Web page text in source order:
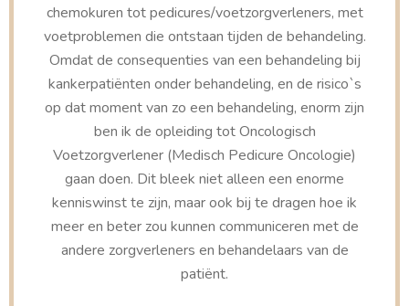
chemokuren tot pedicures/voetzorgverleners, met
voetproblemen die ontstaan tijden de behandeling.
Omdat de consequenties van een behandeling bij
kankerpatiënten onder behandeling, en de risico`s
op dat moment van zo een behandeling, enorm zijn
ben ik de opleiding tot Oncologisch
Voetzorgverlener (Medisch Pedicure Oncologie)
gaan doen. Dit bleek niet alleen een enorme
kenniswinst te zijn, maar ook bij te dragen hoe ik
meer en beter zou kunnen communiceren met de
andere zorgverleners en behandelaars van de
patiënt.